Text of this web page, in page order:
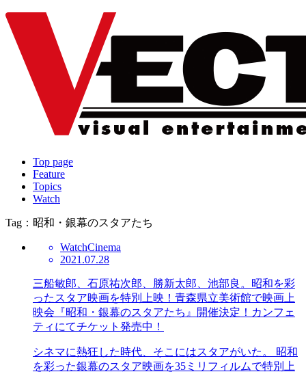
Top page
Feature
Topics
Watch
Tag：昭和・銀幕のスタアたち
WatchCinema
2021.07.28
三船敏郎、石原祐次郎、勝新太郎、池部良。昭和を彩
ったスタア映画を特別上映！青森県立美術館で映画上
映会『昭和・銀幕のスタアたち』開催決定！カンフェ
ティにてチケット発売中！
シネマに熱狂した時代、そこにはスタアがいた。 昭和
を彩った銀幕のスタア映画を35ミリフィルムで特別上